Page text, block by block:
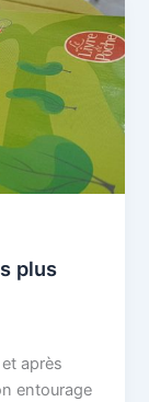
plus
après
entourage